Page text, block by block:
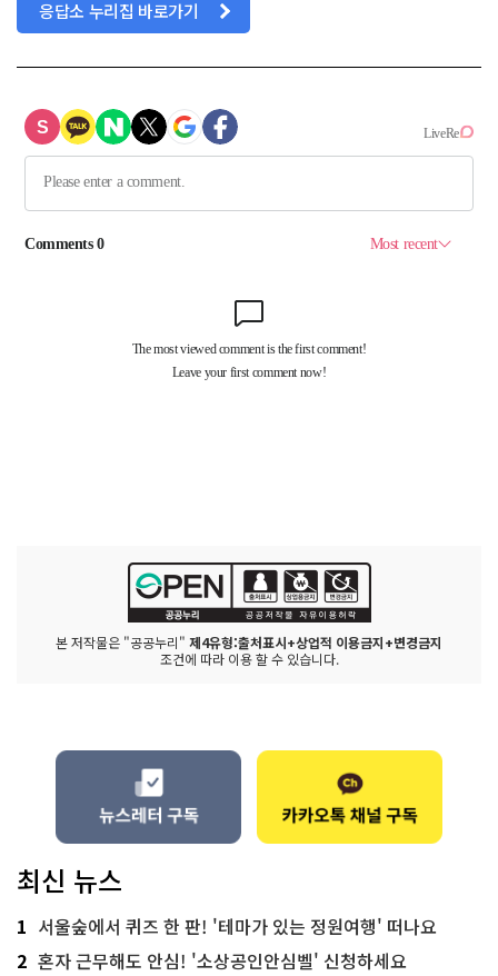
응답소 누리집 바로가기
본 저작물은 "공공누리" 제4유형:출처표시+상업적 이용금지+변경금지
조건에 따라 이용 할 수 있습니다.
최신 뉴스
1 서울숲에서 퀴즈 한 판! '테마가 있는 정원여행' 떠나요
2 혼자 근무해도 안심! '소상공인안심벨' 신청하세요